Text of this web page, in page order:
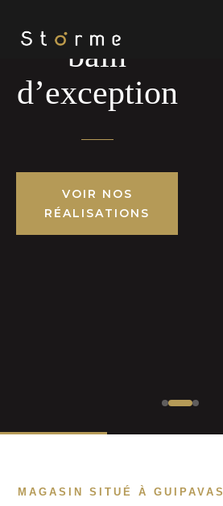
bain
d’exception
VOIR NOS
RÉALISATIONS
MAGASIN SITUÉ À GUIPAVAS